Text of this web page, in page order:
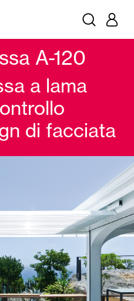
MAIORCHINE
A-120
a lama
di facciata